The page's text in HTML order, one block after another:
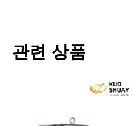
관련 상품